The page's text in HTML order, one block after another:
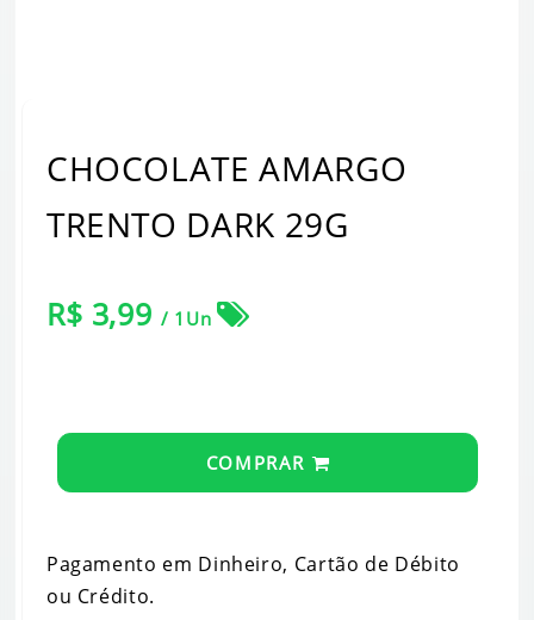
CHOCOLATE AMARGO
TRENTO DARK 29G
R$ 3,99/ 1Un
COMPRAR
Pagamento em Dinheiro, Cartão de Débito
ou Crédito.